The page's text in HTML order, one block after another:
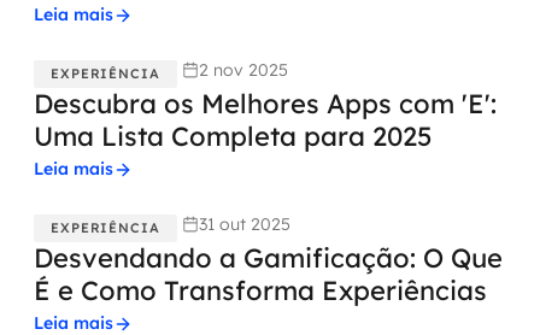
Leia mais
EXPERIÊNCIA 2 nov 2025
Descubra os Melhores Apps com 'E':
Uma Lista Completa para 2025
Leia mais
EXPERIÊNCIA 31 out 2025
Desvendando a Gamificação: O Que
É e Como Transforma Experiências
Leia mais